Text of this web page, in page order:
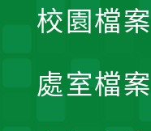
校園檔案
處室檔案